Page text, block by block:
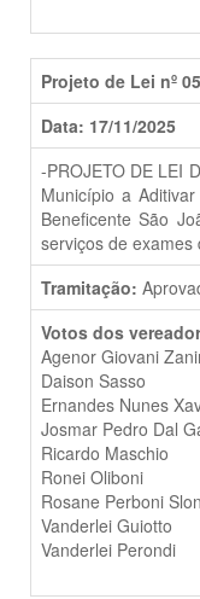
Projeto de Lei nº
Data: 17/11/2025
-PROJETO DE LEI
Município a
Beneficente São
serviços de exames
Tramitação:
Votos dos
Agenor Giovani
Daison Sasso
Ernandes Nunes
Josmar Pedro Dal
Ricardo Maschio
Ronei Oliboni
Rosane Perboni
Vanderlei Guiotto
Vanderlei Perondi